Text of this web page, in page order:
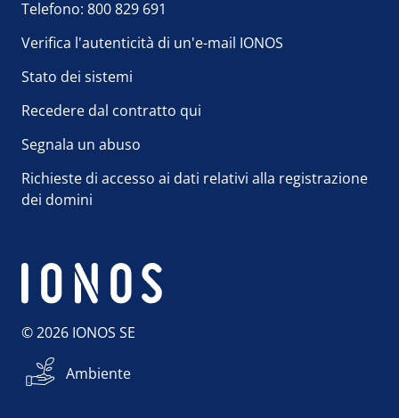
Telefono: 800 829 691
Verifica l'autenticità di un'e-mail IONOS
Stato dei sistemi
Recedere dal contratto qui
Segnala un abuso
Richieste di accesso ai dati relativi alla registrazione
dei domini
© 2026 IONOS SE
Ambiente